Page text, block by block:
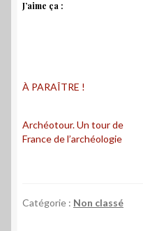
J’aime ça :
À PARAÎTRE !
Archéotour. Un tour de
France de l’archéologie
Catégorie : Non classé